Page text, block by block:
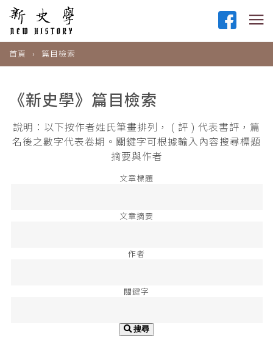
首頁 篇目檢索
《新史學》篇目檢索
說明：以下按作者姓氏筆畫排列， ( 評 ) 代表書評，篇
名後之數字代表卷期。關鍵字可根據輸入內容搜尋標題
摘要與作者
文章標題
文章摘要
作者
關鍵字
搜尋